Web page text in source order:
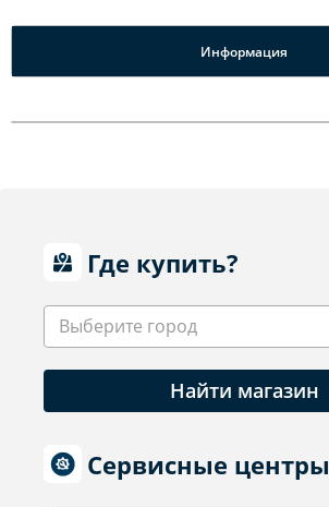
Информация
Где купить?
Выберите город
Найти магазин
Сервисные центры